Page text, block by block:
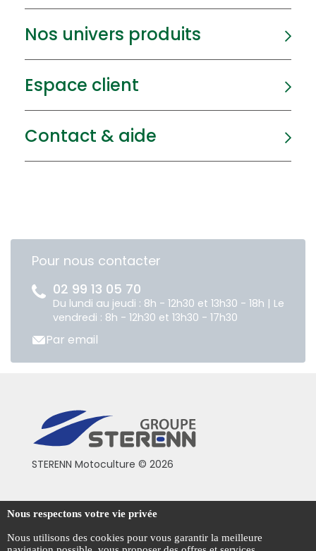
Nos univers produits
Espace client
Contact & aide
Pour nous contacter
02 99 13 05 70
Du lundi au jeudi : 8h - 12h30 et 13h30 - 18h | Le
vendredi : 8h - 12h30 et 13h30 - 17h30
Par email
STERENN Motoculture © 2026
Conditions générales de vente
Mentions légales
Nous respectons votre vie privée
Nous utilisons des cookies pour vous garantir la meilleure